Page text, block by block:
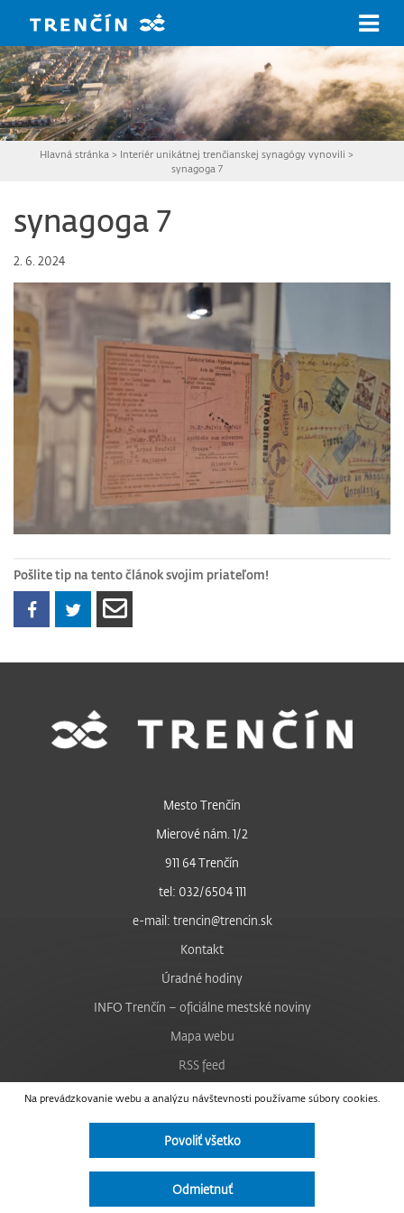
Hlavná stránka > Interiér unikátnej trenčianskej synagógy vynovili >
synagoga 7
synagoga 7
2. 6. 2024
Pošlite tip na tento článok svojim priateľom!
Na prevádzkovanie webu a analýzu návštevnosti používame súbory cookies.
Povoliť všetko
Odmietnuť
Mesto Trenčín
Mierové nám. 1/2
911 64 Trenčín
tel: 032/6504 111
e-mail: trencin@trencin.sk
Kontakt
Úradné hodiny
INFO Trenčín – oficiálne mestské noviny
Mapa webu
RSS feed
Nastavenie cookies
Facebook
Instagram
Vyhlásenie o prístupnosti